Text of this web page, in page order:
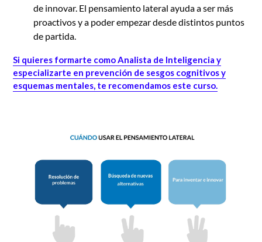
de innovar. El pensamiento lateral ayuda a ser más
proactivos y a poder empezar desde distintos puntos
de partida.
Si quieres formarte como Analista de Inteligencia y
especializarte en prevención de sesgos cognitivos y
esquemas mentales, te recomendamos este curso.